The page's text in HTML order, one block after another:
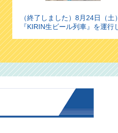
（終了しました）8月24日（土）
『KIRIN生ビール列車』を運行し